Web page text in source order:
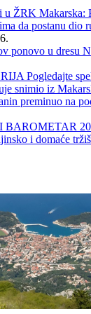
u ŽRK Makarska:
da postanu dio
ponovo u dresu
Pogledajte
snimio iz
preminuo na
i domaće